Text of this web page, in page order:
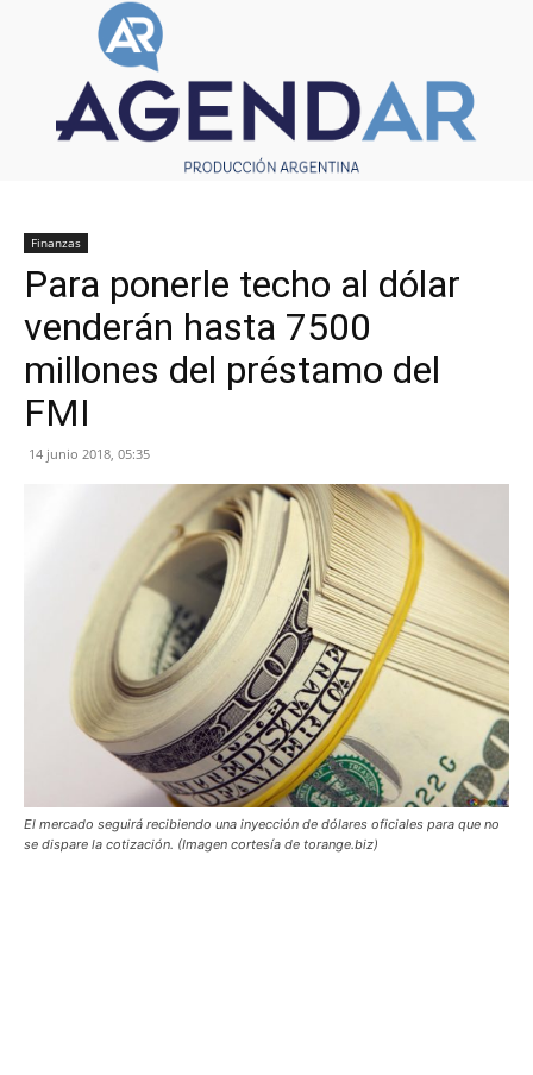
Finanzas
Para ponerle techo al dólar
venderán hasta 7500
millones del préstamo del
FMI
14 junio 2018, 05:35
El mercado seguirá recibiendo una inyección de dólares oficiales para que no
se dispare la cotización. (Imagen cortesía de torange.biz)